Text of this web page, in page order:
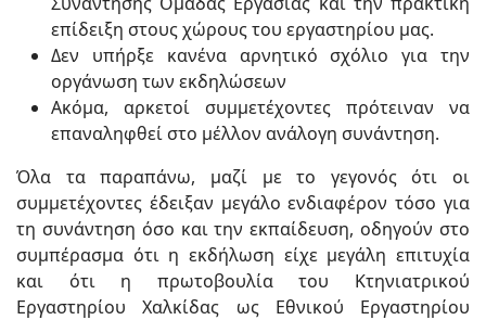
επίδειξη στους χώρους του εργαστηρίου μας.
Δεν υπήρξε κανένα αρνητικό σχόλιο για την
οργάνωση των εκδηλώσεων
Ακόμα, αρκετοί συμμετέχοντες πρότειναν να
επαναληφθεί στο μέλλον ανάλογη συνάντηση.
Όλα τα παραπάνω, μαζί με το γεγονός ότι οι
συμμετέχοντες έδειξαν μεγάλο ενδιαφέρον τόσο για
τη συνάντηση όσο και την εκπαίδευση, οδηγούν στο
συμπέρασμα ότι η εκδήλωση είχε μεγάλη επιτυχία
και ότι η πρωτοβουλία του Κτηνιατρικού
Εργαστηρίου Χαλκίδας ως Εθνικού Εργαστηρίου